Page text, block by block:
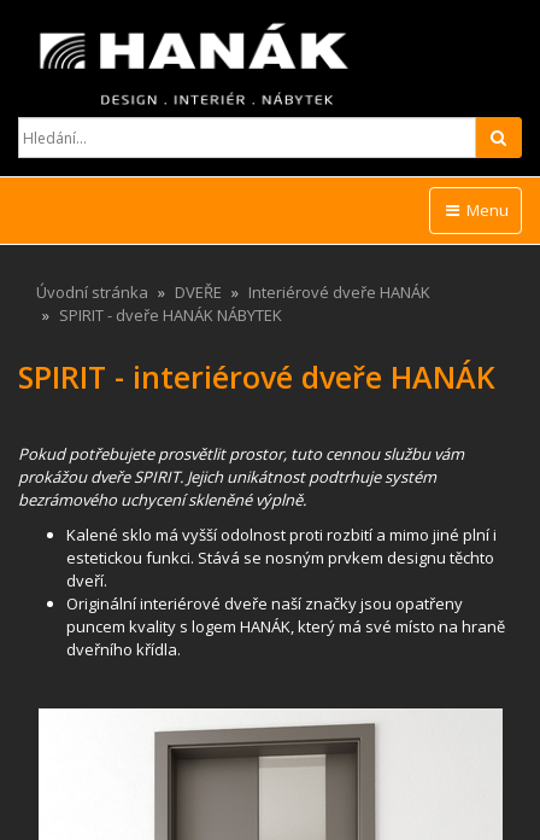
Menu
Úvodní stránka DVEŘE
Interiérové dveře HANÁK
SPIRIT - dveře HANÁK NÁBYTEK
SPIRIT - interiérové dveře HANÁK
Pokud potřebujete prosvětlit prostor, tuto cennou službu vám
prokážou dveře SPIRIT. Jejich unikátnost podtrhuje systém
bezrámového uchycení skleněné výplně.
Kalené sklo má vyšší odolnost proti rozbití a mimo jiné plní i
estetickou funkci. Stává se nosným prvkem designu těchto
dveří.
Originální interiérové dveře naší značky jsou opatřeny
puncem kvality s logem HANÁK, který má své místo na hraně
dveřního křídla.